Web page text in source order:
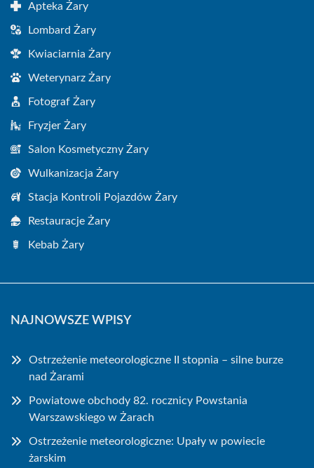
Apteka Żary
Lombard Żary
Kwiaciarnia Żary
Weterynarz Żary
Fotograf Żary
Fryzjer Żary
Salon Kosmetyczny Żary
Wulkanizacja Żary
Stacja Kontroli Pojazdów Żary
Restauracje Żary
Kebab Żary
NAJNOWSZE WPISY
Ostrzeżenie meteorologiczne II stopnia – silne burze
nad Żarami
Powiatowe obchody 82. rocznicy Powstania
Warszawskiego w Żarach
Ostrzeżenie meteorologiczne: Upały w powiecie
żarskim